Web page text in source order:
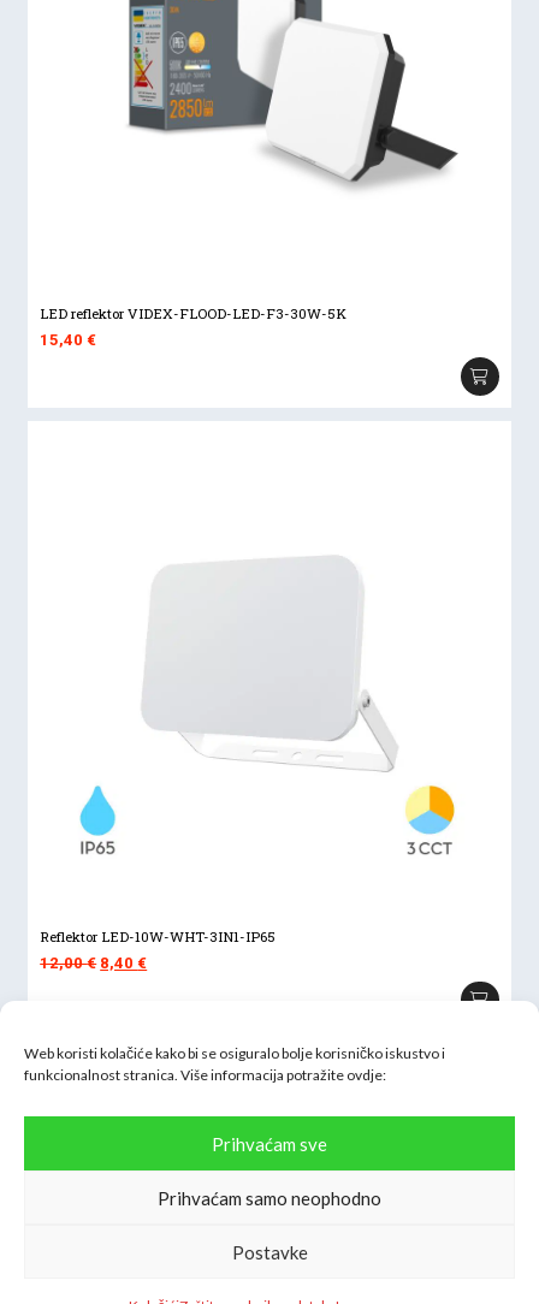
Web koristi kolačiće kako bi se osiguralo bolje korisničko iskustvo i
funkcionalnost stranica. Više informacija potražite ovdje:
Prihvaćam sve
Prihvaćam samo neophodno
Postavke
LED reflektor VIDEX-FLOOD-LED-F3-30W-5K
15,40€
Reflektor LED-10W-WHT-3IN1-IP65
12,00€ Izvorna
12,00 €.
8,40€Trenutna
Inter H-B d.o.o.
OIB: 61917698810